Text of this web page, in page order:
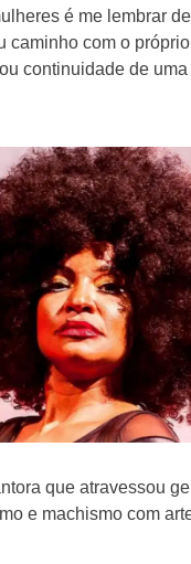
é me lembrar
caminho com o
continuidade de
que atravessou
e machismo com